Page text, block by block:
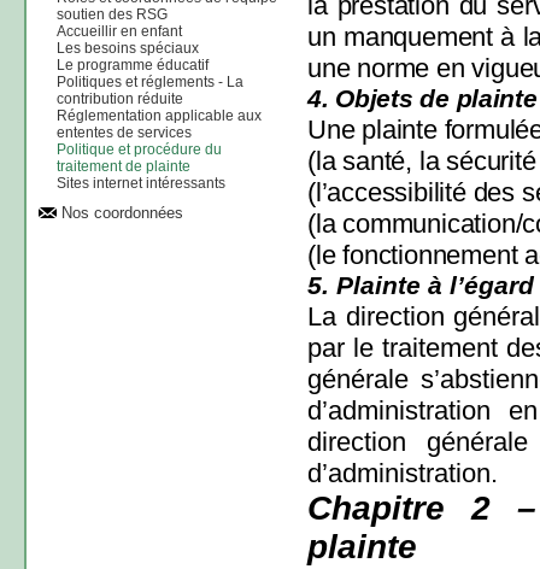
soutien des RSG
Accueillir en enfant
Les besoins spéciaux
Le programme éducatif
Politiques et réglements - La
contribution réduite
Réglementation applicable aux
ententes de services
Politique et procédure du
traitement de plainte
Sites internet intéressants
Nos coordonnées
un manquement à
une norme en
4. Objets de plainte
Une plainte
(la santé, la
(l’accessibilité des
(la communication/
(le fonctionnement
5. Plainte à
La direction
par le traitement
générale
d’administration
direction
d’administration.
Chapitre 2
plainte